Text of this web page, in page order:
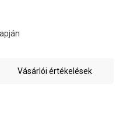
Vásárlói értékelések